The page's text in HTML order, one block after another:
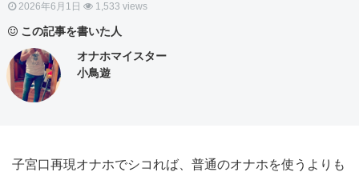
2026年6月1日 1,533 views
この記事を書いた人
オナホマイスター
小鳥遊
子宮口再現オナホでシコれば、普通のオナホを使うよりも